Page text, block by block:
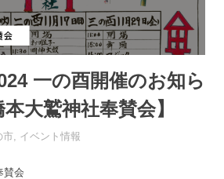
一の酉開催のお知ら
大鷲神社奉賛会】
市, イベント情報
賛会